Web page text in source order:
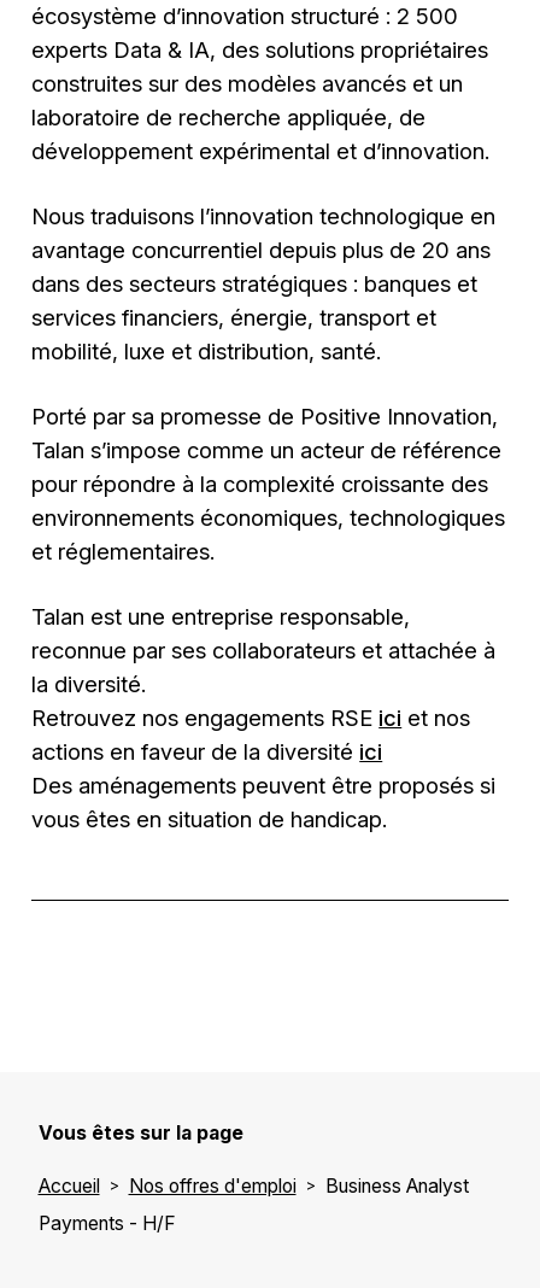
écosystème d’innovation structuré : 2 500
experts Data & IA, des solutions propriétaires
construites sur des modèles avancés et un
laboratoire de recherche appliquée, de
développement expérimental et d’innovation.
Nous traduisons l’innovation technologique en
avantage concurrentiel depuis plus de 20 ans
dans des secteurs stratégiques : banques et
services financiers, énergie, transport et
mobilité, luxe et distribution, santé.
Porté par sa promesse de Positive Innovation,
Talan s’impose comme un acteur de référence
pour répondre à la complexité croissante des
environnements économiques, technologiques
et réglementaires.
Talan est une entreprise responsable,
reconnue par ses collaborateurs et attachée à
la diversité.
Retrouvez nos engagements RSE ici et nos
actions en faveur de la diversité ici
Des aménagements peuvent être proposés si
vous êtes en situation de handicap.
Vous êtes sur la page
Accueil Nos offres d'emploi
Business Analyst
Payments - H/F